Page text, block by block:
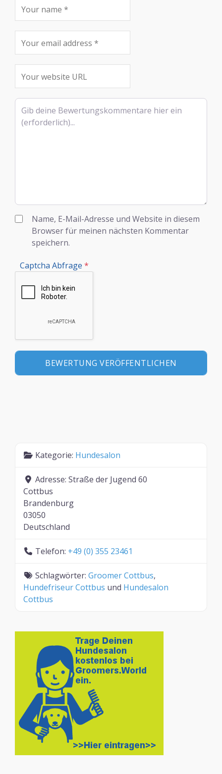
Rezensionstext
Name, E-Mail-Adresse und Website in diesem
Browser für meinen nächsten Kommentar
speichern.
Captcha Abfrage *
Kategorie: Hundesalon
Adresse: Straße der Jugend 60
Cottbus
Brandenburg
03050
Deutschland
Telefon: +49 (0) 355 23461
Schlagwörter: Groomer Cottbus,
Hundefriseur Cottbus und Hundesalon
Cottbus